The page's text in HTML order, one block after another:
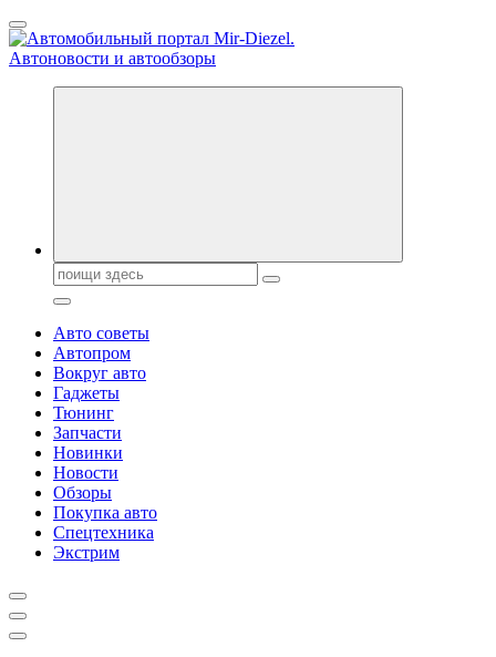
Перейти
к
содержанию
Справочник автомобилиста. Обзор новинок популярных
Поиск:
Авто советы
Автопром
Вокруг авто
Гаджеты
Тюнинг
Запчасти
Новинки
Новости
Обзоры
Покупка авто
Спецтехника
Экстрим